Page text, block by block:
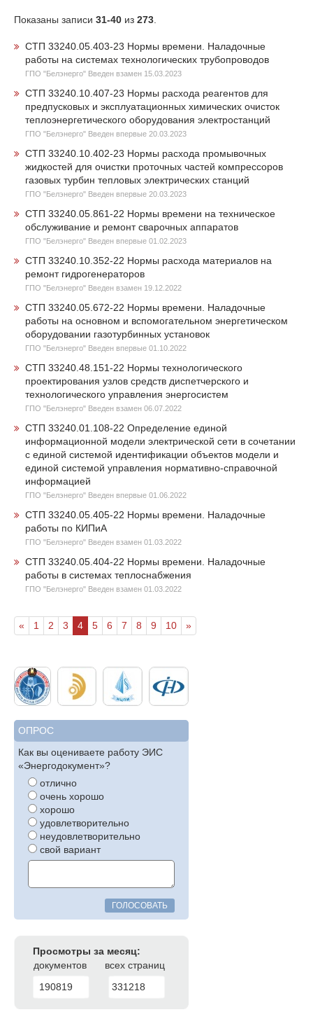
Показаны записи 31-40 из 273.
СТП 33240.05.403-23 Нормы времени. Наладочные
работы на системах технологических трубопроводов
ГПО "Белэнерго" Введен взамен 15.03.2023
СТП 33240.10.407-23 Нормы расхода реагентов для
предпусковых и эксплуатационных химических очисток
теплоэнергетического оборудования электростанций
ГПО "Белэнерго" Введен впервые 20.03.2023
СТП 33240.10.402-23 Нормы расхода промывочных
жидкостей для очистки проточных частей компрессоров
газовых турбин тепловых электрических станций
ГПО "Белэнерго" Введен впервые 20.03.2023
СТП 33240.05.861-22 Нормы времени на техническое
обслуживание и ремонт сварочных аппаратов
ГПО "Белэнерго" Введен впервые 01.02.2023
СТП 33240.10.352-22 Нормы расхода материалов на
ремонт гидрогенераторов
ГПО "Белэнерго" Введен взамен 19.12.2022
СТП 33240.05.672-22 Нормы времени. Наладочные
работы на основном и вспомогательном энергетическом
оборудовании газотурбинных установок
ГПО "Белэнерго" Введен впервые 01.10.2022
СТП 33240.48.151-22 Нормы технологического
проектирования узлов средств диспетчерского и
технологического управления энергосистем
ГПО "Белэнерго" Введен взамен 06.07.2022
СТП 33240.01.108-22 Определение единой
информационной модели электрической сети в сочетании
с единой системой идентификации объектов модели и
единой системой управления нормативно-справочной
информацией
ГПО "Белэнерго" Введен впервые 01.06.2022
СТП 33240.05.405-22 Нормы времени. Наладочные
работы по КИПиА
ГПО "Белэнерго" Введен взамен 01.03.2022
СТП 33240.05.404-22 Нормы времени. Наладочные
работы в системах теплоснабжения
ГПО "Белэнерго" Введен взамен 01.03.2022
« 1 2 3 4 5 6 7 8 9 10 »
ОПРОС
Как вы оцениваете работу ЭИС
«Энергодокумент»?
отлично
очень хорошо
хорошо
удовлетворительно
неудовлетворительно
свой вариант
ГОЛОСОВАТЬ
Просмотры за месяц:
документов
всех страниц
190819
331218